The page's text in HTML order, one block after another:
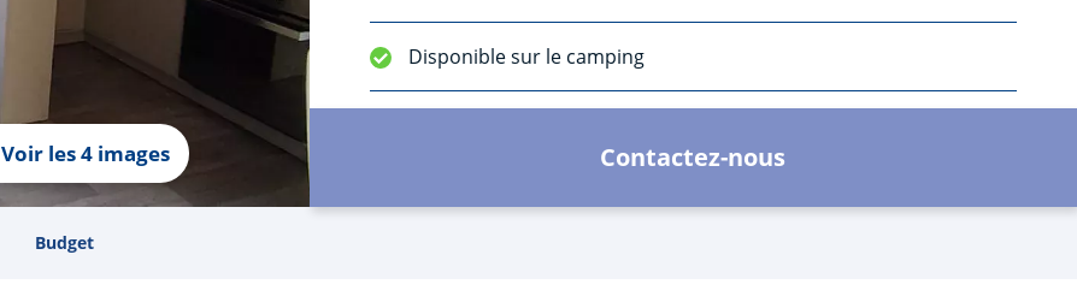
Voir les 4 images
Disponible sur le camping
Contactez-nous
Budget